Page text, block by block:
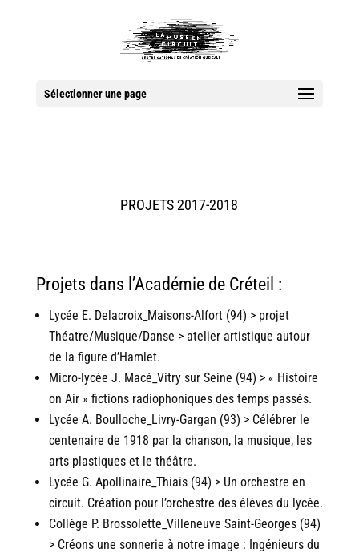
Sélectionner une page
PROJETS 2017-2018
Projets dans l’Académie de Créteil :
Lycée E. Delacroix_Maisons-Alfort (94) > projet
Théatre/Musique/Danse > atelier artistique autour
de la figure d’Hamlet.
Micro-lycée J. Macé_Vitry sur Seine (94) > « Histoire
on Air » fictions radiophoniques des temps passés.
Lycée A. Boulloche_Livry-Gargan (93) > Célébrer le
centenaire de 1918 par la chanson, la musique, les
arts plastiques et le théâtre.
Lycée G. Apollinaire_Thiais (94) > Un orchestre en
circuit. Création pour l’orchestre des élèves du lycée.
Collège P. Brossolette_Villeneuve Saint-Georges (94)
> Créons une sonnerie à notre image : Ingénieurs du